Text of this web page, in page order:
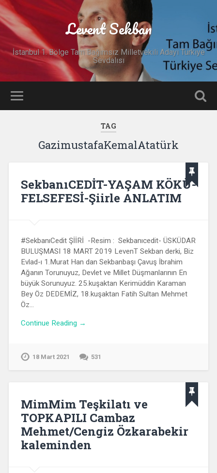
Levent Sekban
İstanbul 1. Bölge Tam Bağımsız Milletvekili Adayı Türkiye
Sevdalısı
TAG
GazimustafaKemalAtatürk
SekbanıCEDİT-YAŞAM KÖKÜ-
FELSEFESİ-Şiirle ANLATIM
#SekbanıCedit ŞİİRİ -Resim : Sekbanıcedit- ÜSKÜDAR
BULUŞMASI 18 MART 2019 LevenT Sekban derki, Biz
Evlad-ı 1.Murat Han dan Sekbanbaşı Çavuş İbrahim
Ağanın Torunuyuz, Devlet ve Millet Düşmanlarının En
büyük Sorunuyuz. 25.kuşaktan Kerimüddin Karaman
Bey Öz DEDEMİZ, 18.kuşaktan Fatih Sultan Mehmet
Öz…
Continue Reading →
18 Mart 2021 531
MimMim Teşkilatı ve
TOPKAPILI Cambaz
Mehmet/Cengiz Özkarabekir
kaleminden